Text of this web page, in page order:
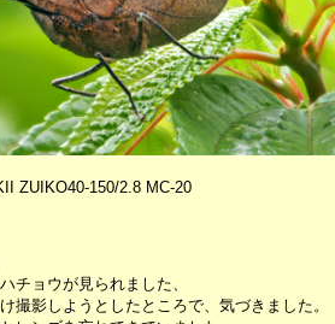
ZUIKO40-150/2.8 MC-20
チョウが見られました、
撮影しようとしたところで、気づきました。